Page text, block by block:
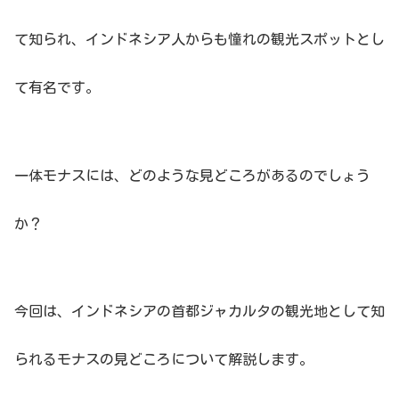
て知られ、インドネシア人からも憧れの観光スポットとし
て有名です。
一体モナスには、どのような見どころがあるのでしょう
か？
今回は、インドネシアの首都ジャカルタの観光地として知
られるモナスの見どころについて解説します。